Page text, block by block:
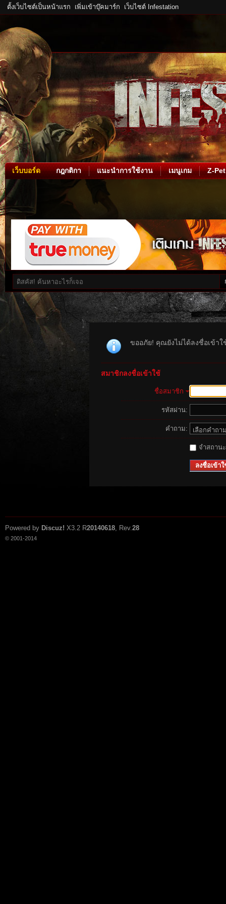
ตั้งเว็บไซต์เป็นหน้าแรก เพิ่มเข้าบุ๊คมาร์ก เว็บไซต์ Infestation
เว็บบอร์ด กฎกติกา แนะนำการใช้งาน เมนูเกม Z-Pet
ขออภัย! คุณยังไม่ได้ลงชื่อเข้า
สมาชิกลงชื่อเข้าใช้
ชื่อสมาชิก
รหัสผ่าน:
คำถาม:
จำสถาน
ลงชื่อเข้าใ
Powered by Discuz! X3.2 R20140618, Rev.28
© 2001-2014